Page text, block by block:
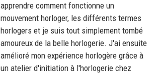
apprendre comment fonctionne un
mouvement horloger, les différents termes
horlogers et je suis tout simplement tombé
amoureux de la belle horlogerie. J'ai ensuite
amélioré mon expérience horlogère grâce à
un atelier d'initiation à l'horlogerie chez